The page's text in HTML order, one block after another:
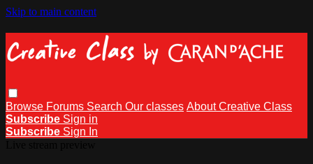
Skip to main content
Browse Forums Search Our classes About Creative Class
Subscribe Sign in
Subscribe Sign In